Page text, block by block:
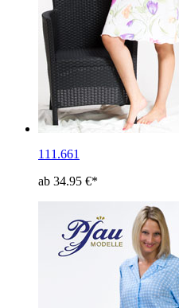
111.661
ab 34.95 €*